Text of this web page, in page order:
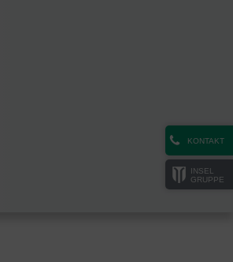
KONTAKT
INSEL
GRUPPE